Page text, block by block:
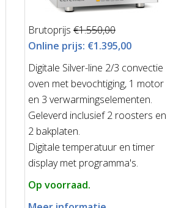
Brutoprijs €1.550,00
Online prijs: €1.395,00
Digitale Silver-line 2/3 convectie
oven met bevochtiging, 1 motor
en 3 verwarmingselementen.
Geleverd inclusief 2 roosters en
2 bakplaten.
Digitale temperatuur en timer
display met programma's.
Op voorraad.